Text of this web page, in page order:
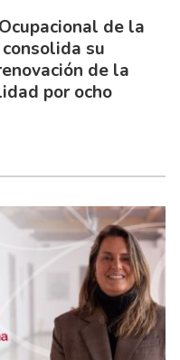
de la
su
de la
por ocho